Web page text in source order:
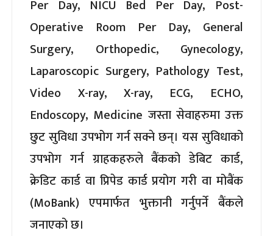
Per Day, NICU Bed Per Day, Post-
Operative Room Per Day, General
Surgery, Orthopedic, Gynecology,
Laparoscopic Surgery, Pathology Test,
Video X-ray, X-ray, ECG, ECHO,
Endoscopy, Medicine जस्ता सेवाहरुमा उक्त
छुट सुविधा उपभोग गर्न सक्ने छन्। यस सुविधाको
उपभोग गर्न ग्राहकहरुले बैंकको डेबिट कार्ड,
क्रेडिट कार्ड वा प्रिपेड कार्ड प्रयोग गरी वा मोबैंक
(MoBank) एपमार्फत भुक्तानी गर्नुपर्ने बैंकले
जनाएको छ।